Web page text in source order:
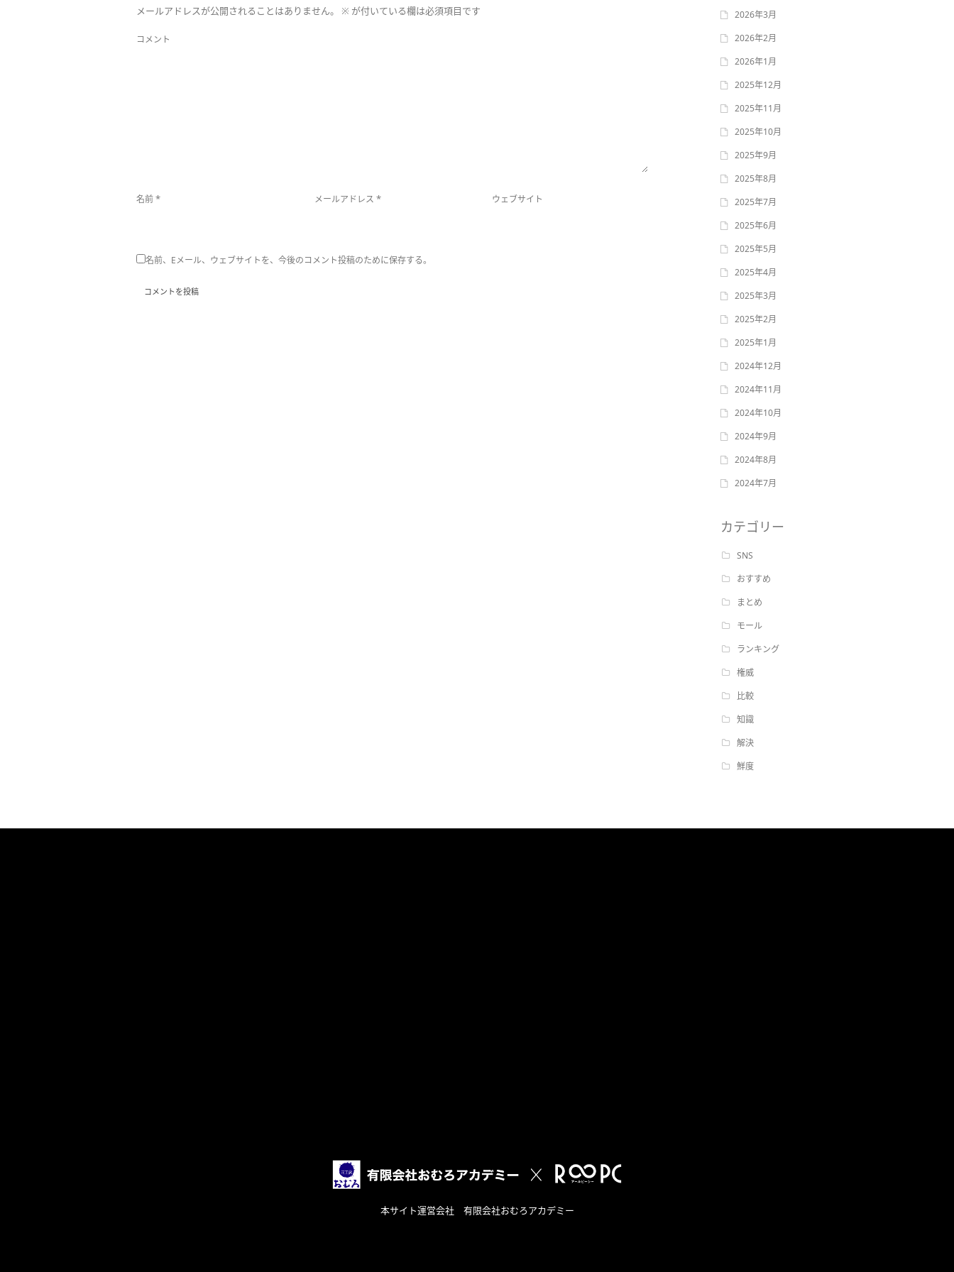
メールアドレスが公開されることはありません。 ※ が付いている欄は必須項目です
コメント
名前* メールアドレス * ウェブサイト
名前、Eメール、ウェブサイトを、今後のコメント投稿のために保存する。
2026年3月
2026年2月
2026年1月
2025年12月
2025年11月
2025年10月
2025年9月
2025年8月
2025年7月
2025年6月
2025年5月
2025年4月
2025年3月
2025年2月
2025年1月
2024年12月
2024年11月
2024年10月
2024年9月
2024年8月
2024年7月
カテゴリー
SNS
おすすめ
まとめ
モール
ランキング
権威
比較
知識
解決
鮮度
本サイト運営会社 有限会社おむろアカデミー